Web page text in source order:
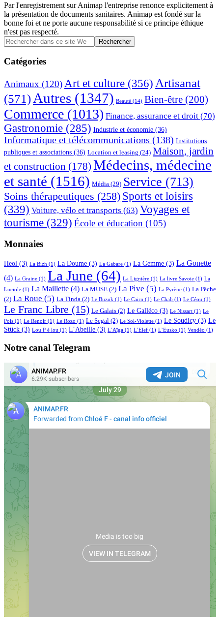
Par l'enregistrement sur Animap l'entreprise renonce explicitement à
la présentation de documents sanitaires. Animap est fondé sur la
bonne foi et ne porte aucune responsabilité si ce principe éthique
n'est pas respecté.
Barre
latérale
principale
Rechercher
dans
ce
site
Catégories
Animaux (120)Art et culture (356) Artisanat
(571) Autres (1347) Beauté (14) Bien-être (200)
Commerce (1013) Finance, assurance et droit (70)
Gastronomie (285) Industrie et économie (36)
Informatique et télécommunications (138) Institutions
publiques et associations (36) Location et leasing (24) Maison, jardin
et construction (178) Médecins, médecine
et santé (1516) Média (29) Service (713)
Soins thérapeutiques (258) Sports et loisirs
(339) Voiture, vélo et transports (63) Voyages et
tourisme (329) École et éducation (105)
Monnaies
Heol (3) La Bizh (1) La Doume (3) La Gabare (1) La Gemme (3) La Gonette
(4) La Graine (1) La June (64) La Lignière (1) La livre Savoie (1) La
Luciole (1) La Maillette (4) La MUSE (2) La Pive (5) La Pyrène (1) La Pêche
(2) La Roue (5) La Tinda (2) Le Buzuk (1) Le Cairn (1) Le Chab (1) Le Céou (1)
Le Franc Libre (15) Le Galais (2) Le Galléco (3) Le Nissart (1) Le
Pois (1) Le Renoir (1) Le Rozo (1) Le Segal (2) Le Sol-Violette (1) Le Soudicy (3) Le
Stück (3) Lou P é lou (1) L’Abeille (3) L’Aïga (1) L’Elef (1) L’Eusko (1) Vendéo (1)
Notre canal Telegram